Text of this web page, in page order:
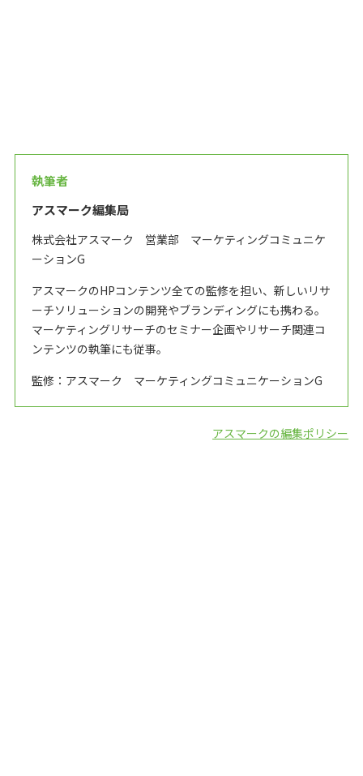
執筆者
アスマーク編集局
株式会社アスマーク 営業部 マーケティングコミュニケ
ーションG
アスマークのHPコンテンツ全ての監修を担い、新しいリサ
ーチソリューションの開発やブランディングにも携わる。
マーケティングリサーチのセミナー企画やリサーチ関連コ
ンテンツの執筆にも従事。
監修：アスマーク マーケティングコミュニケーションG
アスマークの編集ポリシー